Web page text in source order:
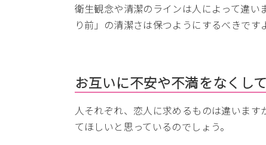
衛生観念や清潔のラインは人によって違
り前」の清潔さは保つようにするべきです
お互いに不安や不満をなくして
人それぞれ、恋人に求めるものは違いま
てほしいと思っているのでしょう。